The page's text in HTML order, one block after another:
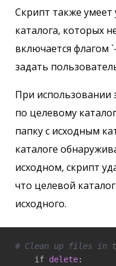
Скрипт также умеет
каталога, которых
включается флагом
задать
При использовании
по целевому
папку с исходным
каталоге
исходном, скрипт
что целевой
исходного.
# Clean up files in
    if
delete: